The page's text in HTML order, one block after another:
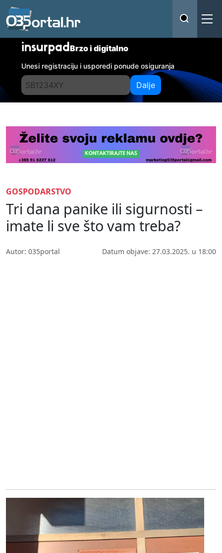
insurpadBrzo i digitalno
Unesi registraciju i usporedi ponude osiguranja
Dalje
GOSPODARSTVO
Tri dana panike ili sigurnosti –
imate li sve što vam treba?
Autor: 035portal Datum objave: 27.03.2025. u 18:00